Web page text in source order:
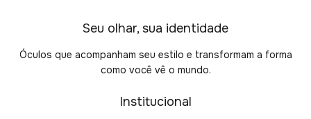
Seu olhar, sua identidade
Óculos que acompanham seu estilo e transformam a forma
como você vê o mundo.
Institucional